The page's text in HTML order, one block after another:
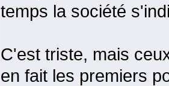
temps la société
C'est triste, mais
en fait les premiers